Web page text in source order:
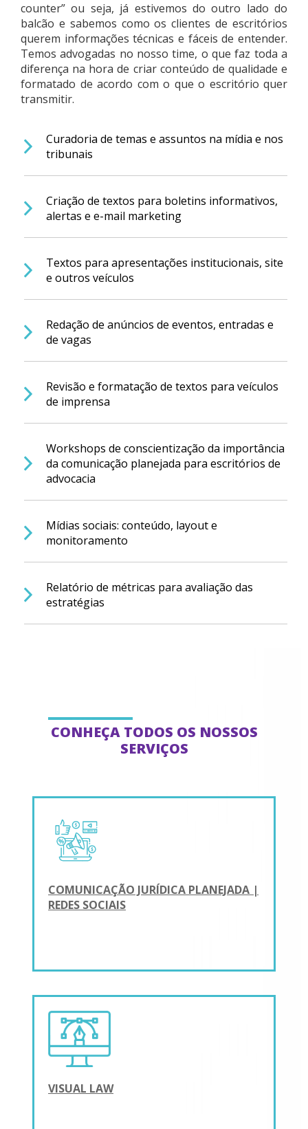
counter” ou seja, já estivemos do outro lado do
balcão e sabemos como os clientes de escritórios
querem informações técnicas e fáceis de entender.
Temos advogadas no nosso time, o que faz toda a
diferença na hora de criar conteúdo de qualidade e
formatado de acordo com o que o escritório quer
transmitir.
Curadoria de temas e assuntos na mídia e nos
tribunais
Criação de textos para boletins informativos,
alertas e e-mail marketing
Textos para apresentações institucionais, site
e outros veículos
Redação de anúncios de eventos, entradas e
de vagas
Revisão e formatação de textos para veículos
de imprensa
Workshops de conscientização da importância
da comunicação planejada para escritórios de
advocacia
Mídias sociais: conteúdo, layout e
monitoramento
Relatório de métricas para avaliação das
estratégias
CONHEÇA TODOS OS NOSSOS
SERVIÇOS
COMUNICAÇÃO JURÍDICA PLANEJADA |
REDES SOCIAIS
VISUAL LAW